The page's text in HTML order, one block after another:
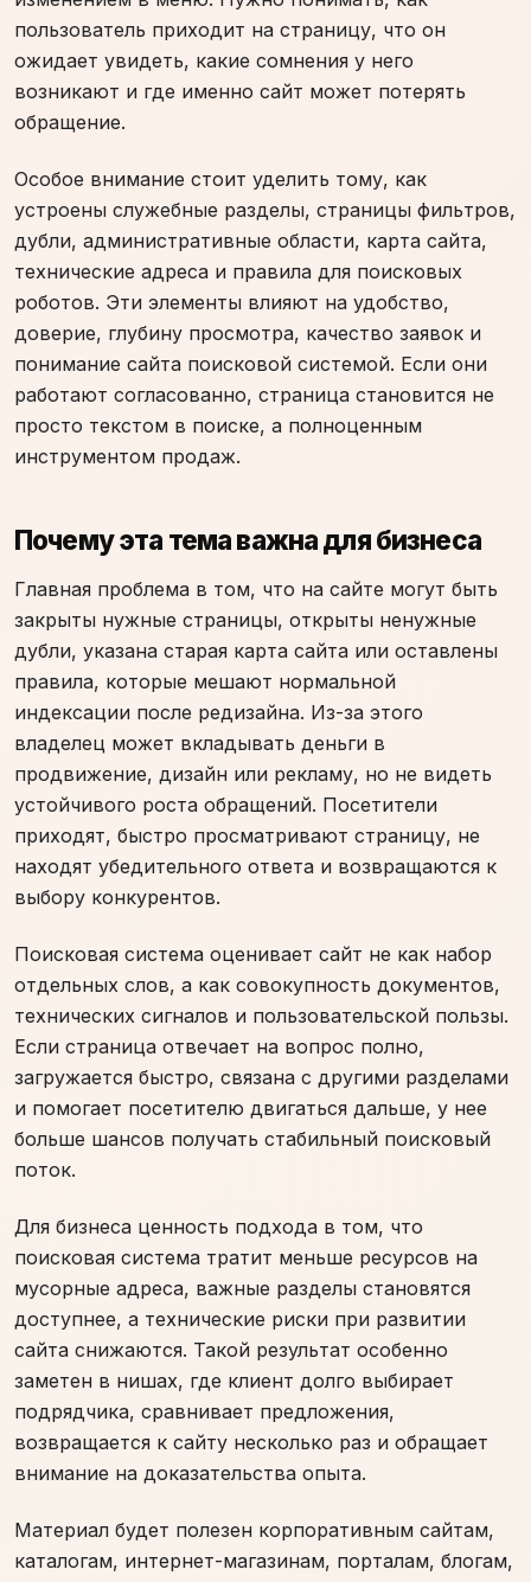
пользователь приходит на страницу, что он
ожидает увидеть, какие сомнения у него
возникают и где именно сайт может потерять
обращение.
Особое внимание стоит уделить тому, как
устроены служебные разделы, страницы фильтров,
дубли, административные области, карта сайта,
технические адреса и правила для поисковых
роботов. Эти элементы влияют на удобство,
доверие, глубину просмотра, качество заявок и
понимание сайта поисковой системой. Если они
работают согласованно, страница становится не
просто текстом в поиске, а полноценным
инструментом продаж.
Почему эта тема важна для бизнеса
Главная проблема в том, что на сайте могут быть
закрыты нужные страницы, открыты ненужные
дубли, указана старая карта сайта или оставлены
правила, которые мешают нормальной
индексации после редизайна. Из-за этого
владелец может вкладывать деньги в
продвижение, дизайн или рекламу, но не видеть
устойчивого роста обращений. Посетители
приходят, быстро просматривают страницу, не
находят убедительного ответа и возвращаются к
выбору конкурентов.
Поисковая система оценивает сайт не как набор
отдельных слов, а как совокупность документов,
технических сигналов и пользовательской пользы.
Если страница отвечает на вопрос полно,
загружается быстро, связана с другими разделами
и помогает посетителю двигаться дальше, у нее
больше шансов получать стабильный поисковый
поток.
Для бизнеса ценность подхода в том, что
поисковая система тратит меньше ресурсов на
мусорные адреса, важные разделы становятся
доступнее, а технические риски при развитии
сайта снижаются. Такой результат особенно
заметен в нишах, где клиент долго выбирает
подрядчика, сравнивает предложения,
возвращается к сайту несколько раз и обращает
внимание на доказательства опыта.
Материал будет полезен корпоративным сайтам,
каталогам, интернет-магазинам, порталам, блогам,